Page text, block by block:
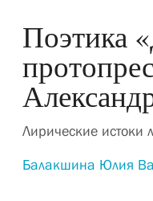
Поэтика
Лирические истоки
Балакшина Юлия